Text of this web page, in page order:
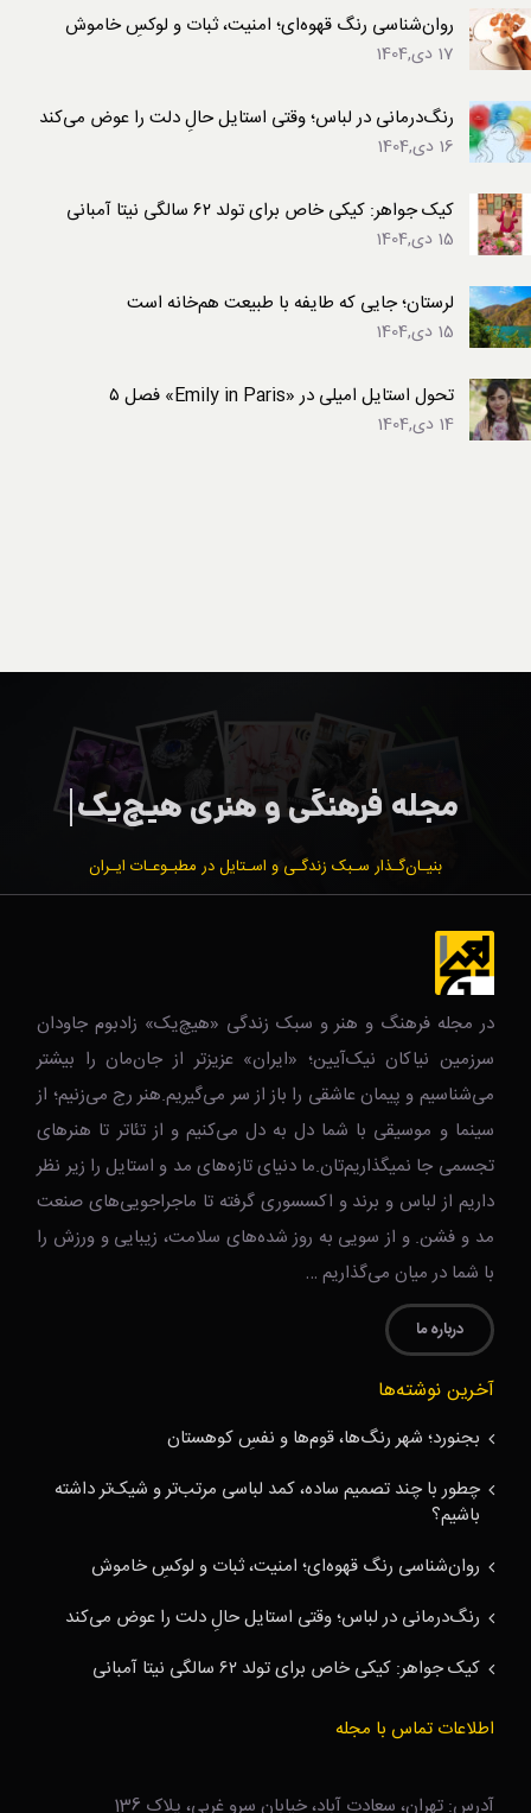
روان‌شناسی رنگ قهوه‌ای؛ امنیت، ثبات و لوکسِ خاموش
17 دی,1404
رنگ‌درمانی در لباس؛ وقتی استایل حالِ دلت را عوض می‌کند
16 دی,1404
کیک جواهر: کیکی خاص برای تولد ۶۲ سالگی نیتا آمبانی
15 دی,1404
لرستان؛ جایی که طایفه با طبیعت هم‌خانه است
15 دی,1404
تحول استایل امیلی در «Emily in Paris» فصل ۵
14 دی,1404
بنیـان‌گـذار سـبک زندگـی و اسـتایل در مطبـوعـات ایـران
در مجله فرهنگ و هنر و سبک زندگی‌ «هیچ‌یک» زادبوم جاودان
سرزمین نیاکان نیک‌‌‌آیین؛ «ایران» عزیزتر از جان‌مان را بیشتر
می‌شناسیم و پیمان عاشقی را باز از سر می‌گیریم.هنر رج می‌زنیم؛ از
سینما و موسیقی با شما دل به دل می‌کنیم و از تئاتر تا هنرهای
تجسمی جا نمیگذاریم‌تان.ما دنیای تازه‌های مد و استایل را زیر نظر
داریم از لباس و برند و اکسسوری گرفته تا ماجراجویی‌های صنعت
مد و فشن. و از سویی به روز شده‌های سلامت، زیبایی و ورزش را
با شما در میان می‌گذاریم …
درباره ما
آخرین نوشته‌ها
بجنورد؛ شهر رنگ‌ها، قوم‌ها و نفسِ کوهستان
چطور با چند تصمیم ساده، کمد لباسی مرتب‌تر و شیک‌تر داشته
باشیم؟
روان‌شناسی رنگ قهوه‌ای؛ امنیت، ثبات و لوکسِ خاموش
رنگ‌درمانی در لباس؛ وقتی استایل حالِ دلت را عوض می‌کند
کیک جواهر: کیکی خاص برای تولد ۶۲ سالگی نیتا آمبانی
اطلاعات تماس با مجله
آدرس: تهران، سعادت آباد، خیابان سرو غربی، پلاک 136